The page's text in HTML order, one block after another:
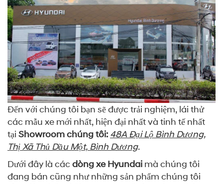
Đến với chúng tôi bạn sẽ được trải nghiệm, lái thử
các mẫu xe mới nhất, hiện đại nhất và tinh tế nhất
tại Showroom chúng tôi: 48A Đại Lộ Bình Dương,
Thị Xã Thủ Dầu Một, Bình Dương.
Dưới đây là các dòng xe Hyundai mà chúng tôi
đang bán cũng như những sản phẩm chúng tôi